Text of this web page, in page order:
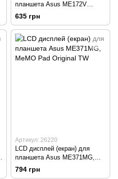
планшета Asus ME172V
MeMO Pad Original TW
635 грн
Артикул: 26220
LCD дисплей (екран) для
планшета Asus ME371MG,
MeMO Pad Original TW
794 грн